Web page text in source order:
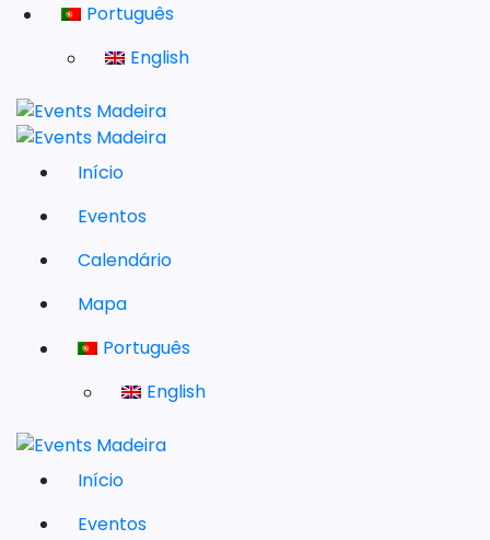
Português
English
Início
Eventos
Calendário
Mapa
Português
English
Início
Eventos